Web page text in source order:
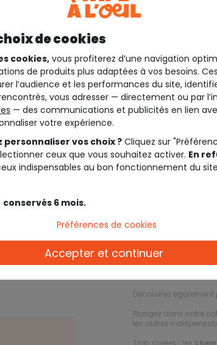
Description
Découvrez également
Plongez dans notre
les autres
Trop stylées : les
de cookies
cookies, vous profiterez d’une navigation
de produits plus adaptées à vos besoins.
l’audience et les performances du site,
vous adresser — directement ou par
— des communications et publicités en lien
votre expérience.
personnaliser vos choix ? Cliquez sur
ceux que vous souhaitez activer. En
indispensables au bon fonctionnement du
conservés 6 mois.
Préférences de cookies
Accepter et continuer